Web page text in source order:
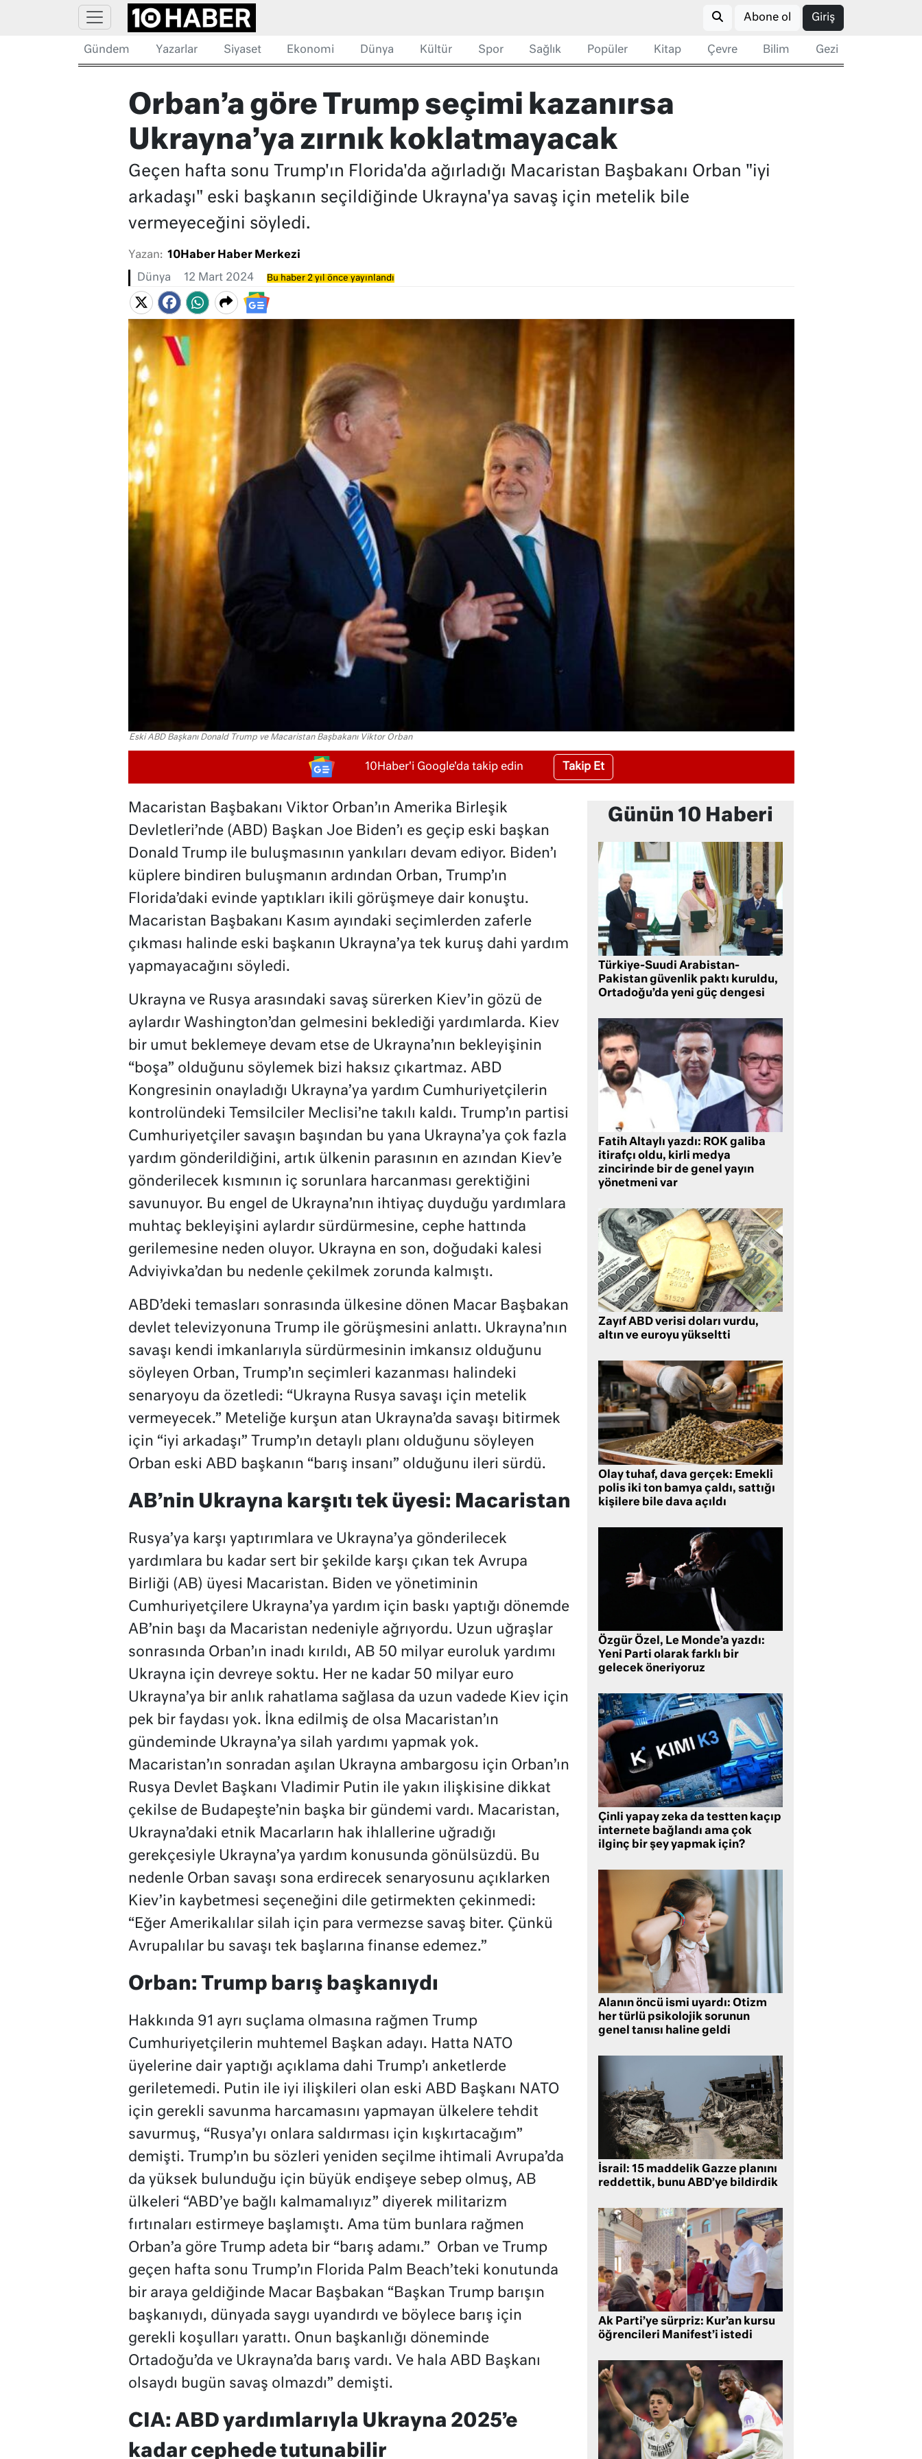
Abone ol Giriş
Gündem Yazarlar Siyaset Ekonomi Dünya Kültür Spor Sağlık Popüler Kitap Çevre Bilim Gezi
Orban’a göre Trump seçimi kazanırsa
Ukrayna’ya zırnık koklatmayacak
Geçen hafta sonu Trump'ın Florida'da ağırladığı Macaristan Başbakanı Orban "iyi
arkadaşı" eski başkanın seçildiğinde Ukrayna'ya savaş için metelik bile
vermeyeceğini söyledi.
Yazan: 10Haber Haber Merkezi
Dünya 12 Mart 2024 Bu haber 2 yıl önce yayınlandı
Eski ABD Başkanı Donald Trump ve Macaristan Başbakanı Viktor Orban
10Haber'i Google'da takip edin Takip Et
Macaristan Başbakanı Viktor Orban’ın Amerika Birleşik
Devletleri’nde (ABD) Başkan Joe Biden’ı es geçip eski başkan
Donald Trump ile buluşmasının yankıları devam ediyor. Biden’ı
küplere bindiren buluşmanın ardından Orban, Trump’ın
Florida’daki evinde yaptıkları ikili görüşmeye dair konuştu.
Macaristan Başbakanı Kasım ayındaki seçimlerden zaferle
çıkması halinde eski başkanın Ukrayna’ya tek kuruş dahi yardım
yapmayacağını söyledi.
Ukrayna ve Rusya arasındaki savaş sürerken Kiev’in gözü de
aylardır Washington’dan gelmesini beklediği yardımlarda. Kiev
bir umut beklemeye devam etse de Ukrayna’nın bekleyişinin
“boşa” olduğunu söylemek bizi haksız çıkartmaz. ABD
Kongresinin onayladığı Ukrayna’ya yardım Cumhuriyetçilerin
kontrolündeki Temsilciler Meclisi’ne takılı kaldı. Trump’ın partisi
Cumhuriyetçiler savaşın başından bu yana Ukrayna’ya çok fazla
yardım gönderildiğini, artık ülkenin parasının en azından Kiev’e
gönderilecek kısmının iç sorunlara harcanması gerektiğini
savunuyor. Bu engel de Ukrayna’nın ihtiyaç duyduğu yardımlara
muhtaç bekleyişini aylardır sürdürmesine, cephe hattında
gerilemesine neden oluyor. Ukrayna en son, doğudaki kalesi
Adviyivka’dan bu nedenle çekilmek zorunda kalmıştı.
ABD’deki temasları sonrasında ülkesine dönen Macar Başbakan
devlet televizyonuna Trump ile görüşmesini anlattı. Ukrayna’nın
savaşı kendi imkanlarıyla sürdürmesinin imkansız olduğunu
söyleyen Orban, Trump’ın seçimleri kazanması halindeki
senaryoyu da özetledi: “Ukrayna Rusya savaşı için metelik
vermeyecek.” Meteliğe kurşun atan Ukrayna’da savaşı bitirmek
için “iyi arkadaşı” Trump’ın detaylı planı olduğunu söyleyen
Orban eski ABD başkanın “barış insanı” olduğunu ileri sürdü.
AB’nin Ukrayna karşıtı tek üyesi: Macaristan
Rusya’ya karşı yaptırımlara ve Ukrayna’ya gönderilecek
yardımlara bu kadar sert bir şekilde karşı çıkan tek Avrupa
Birliği (AB) üyesi Macaristan. Biden ve yönetiminin
Cumhuriyetçilere Ukrayna’ya yardım için baskı yaptığı dönemde
AB’nin başı da Macaristan nedeniyle ağrıyordu. Uzun uğraşlar
sonrasında Orban’ın inadı kırıldı, AB 50 milyar euroluk yardımı
Ukrayna için devreye soktu. Her ne kadar 50 milyar euro
Ukrayna’ya bir anlık rahatlama sağlasa da uzun vadede Kiev için
pek bir faydası yok. İkna edilmiş de olsa Macaristan’ın
gündeminde Ukrayna’ya silah yardımı yapmak yok.
Macaristan’ın sonradan aşılan Ukrayna ambargosu için Orban’ın
Rusya Devlet Başkanı Vladimir Putin ile yakın ilişkisine dikkat
çekilse de Budapeşte’nin başka bir gündemi vardı. Macaristan,
Ukrayna’daki etnik Macarların hak ihlallerine uğradığı
gerekçesiyle Ukrayna’ya yardım konusunda gönülsüzdü. Bu
nedenle Orban savaşı sona erdirecek senaryosunu açıklarken
Kiev’in kaybetmesi seçeneğini dile getirmekten çekinmedi:
“Eğer Amerikalılar silah için para vermezse savaş biter. Çünkü
Avrupalılar bu savaşı tek başlarına finanse edemez.”
Orban: Trump barış başkanıydı
Hakkında 91 ayrı suçlama olmasına rağmen Trump
Cumhuriyetçilerin muhtemel Başkan adayı. Hatta NATO
üyelerine dair yaptığı açıklama dahi Trump’ı anketlerde
geriletemedi. Putin ile iyi ilişkileri olan eski ABD Başkanı NATO
için gerekli savunma harcamasını yapmayan ülkelere tehdit
savurmuş, “Rusya’yı onlara saldırması için kışkırtacağım”
demişti. Trump’ın bu sözleri yeniden seçilme ihtimali Avrupa’da
da yüksek bulunduğu için büyük endişeye sebep olmuş, AB
ülkeleri “ABD’ye bağlı kalmamalıyız” diyerek militarizm
fırtınaları estirmeye başlamıştı. Ama tüm bunlara rağmen
Orban’a göre Trump adeta bir “barış adamı.” Orban ve Trump
geçen hafta sonu Trump’ın Florida Palm Beach’teki konutunda
bir araya geldiğinde Macar Başbakan “Başkan Trump barışın
başkanıydı, dünyada saygı uyandırdı ve böylece barış için
gerekli koşulları yarattı. Onun başkanlığı döneminde
Ortadoğu’da ve Ukrayna’da barış vardı. Ve hala ABD Başkanı
olsaydı bugün savaş olmazdı” demişti.
CIA: ABD yardımlarıyla Ukrayna 2025’e
kadar cephede tutunabilir
Günün 10 Haberi
Türkiye-Suudi Arabistan-
Pakistan güvenlik paktı kuruldu,
Ortadoğu’da yeni güç dengesi
Fatih Altaylı yazdı: ROK galiba
itirafçı oldu, kirli medya
zincirinde bir de genel yayın
yönetmeni var
Zayıf ABD verisi doları vurdu,
altın ve euroyu yükseltti
Olay tuhaf, dava gerçek: Emekli
polis iki ton bamya çaldı, sattığı
kişilere bile dava açıldı
Özgür Özel, Le Monde’a yazdı:
Yeni Parti olarak farklı bir
gelecek öneriyoruz
Çinli yapay zeka da testten kaçıp
internete bağlandı ama çok
ilginç bir şey yapmak için?
Alanın öncü ismi uyardı: Otizm
her türlü psikolojik sorunun
genel tanısı haline geldi
İsrail: 15 maddelik Gazze planını
reddettik, bunu ABD’ye bildirdik
Ak Parti’ye sürpriz: Kur’an kursu
öğrencileri Manifest’i istedi